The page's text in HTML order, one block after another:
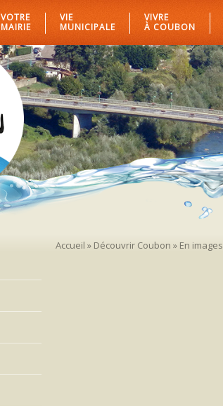
VOTRE
MAIRIE
VIE
MUNICIPALE
VIVRE
À COUBON
Accueil » Découvrir Coubon » En images